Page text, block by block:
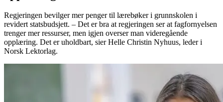
Regjeringen bevilger mer penger til lærebøker i grunnskolen i
revidert statsbudsjett. – Det er bra at regjeringen ser at fagfornyelsen
trenger mer ressurser, men igjen overser man videregående
opplæring. Det er uholdbart, sier Helle Christin Nyhuus, leder i
Norsk Lektorlag.